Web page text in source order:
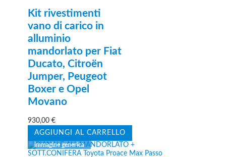
Kit rivestimenti
vano di carico in
alluminio
mandorlato per Fiat
Ducato, Citroën
Jumper, Peugeot
Boxer e Opel
Movano
930,00€
AGGIUNGI AL CARRELLO